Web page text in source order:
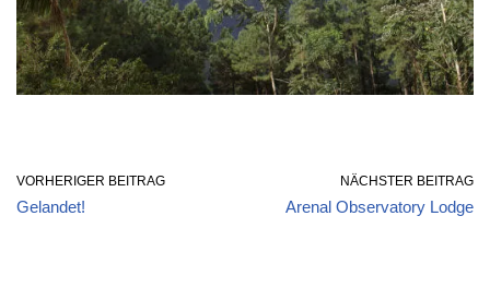
VORHERIGER BEITRAG
Gelandet!
NÄCHSTER BEITRAG
Arenal Observatory Lodge